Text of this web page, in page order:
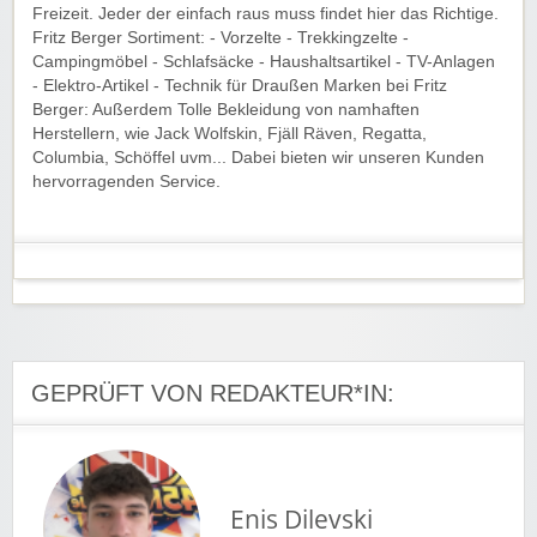
Freizeit. Jeder der einfach raus muss findet hier das Richtige.
Fritz Berger Sortiment: - Vorzelte - Trekkingzelte -
Campingmöbel - Schlafsäcke - Haushaltsartikel - TV-Anlagen
- Elektro-Artikel - Technik für Draußen Marken bei Fritz
Berger: Außerdem Tolle Bekleidung von namhaften
Herstellern, wie Jack Wolfskin, Fjäll Räven, Regatta,
Columbia, Schöffel uvm... Dabei bieten wir unseren Kunden
hervorragenden Service.
GEPRÜFT VON REDAKTEUR*IN:
Enis Dilevski